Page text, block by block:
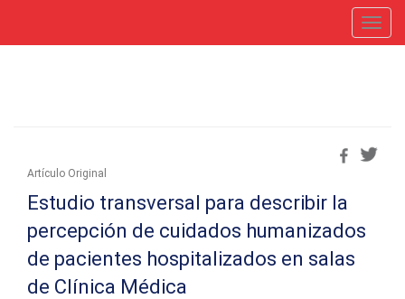
Artí­culo Original
Estudio transversal para describir la
percepción de cuidados humanizados
de pacientes hospitalizados en salas
de Clínica Médica